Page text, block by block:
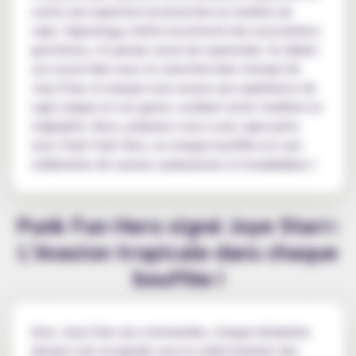
cache une expertise incontestée en matière de
vape. Vapeology, maître incontesté des associations
son savoir-faire avec le caractère bien trempé de
Joey Starr, la marque nous assure une expérience de
vape unique en son genre, oscillant entre tradition et
originalité. Alors, préparez-vous à une vape party
avec Punk Funk Hero, où chaque bouffée est une
célébration de saveurs audacieuses et inoubliables !
Punk Fun Hero signé Joye Starr:
L'évasion tropicale dans chaque
bouffée !
Avec Joey Starr aux commandes, chaque inhalation
devient une escapade sous le soleil éclatant des